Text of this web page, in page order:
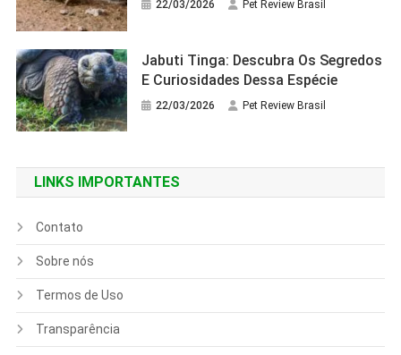
22/03/2026 Pet Review Brasil
Jabuti Tinga: Descubra Os Segredos
E Curiosidades Dessa Espécie
22/03/2026 Pet Review Brasil
LINKS IMPORTANTES
Contato
Sobre nós
Termos de Uso
Transparência